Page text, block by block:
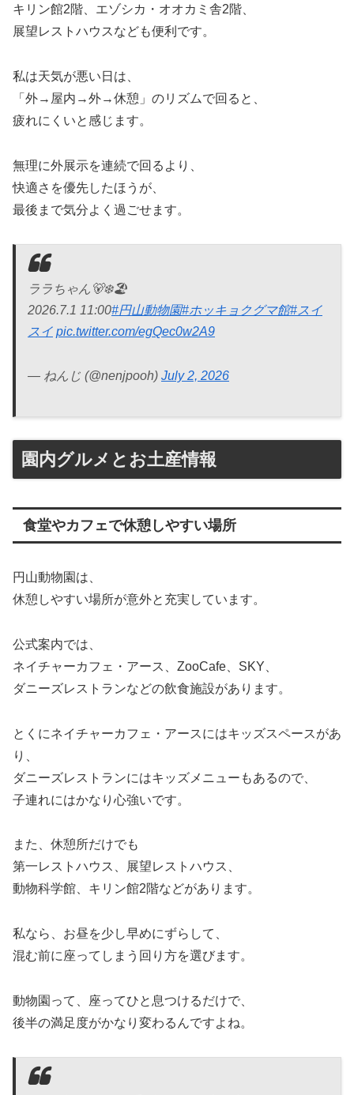
キリン館2階、エゾシカ・オオカミ舎2階、
展望レストハウスなども便利です。
私は天気が悪い日は、
「外→屋内→外→休憩」のリズムで回ると、
疲れにくいと感じます。
無理に外展示を連続で回るより、
快適さを優先したほうが、
最後まで気分よく過ごせます。
ララちゃん🐻‍❄️🏖️
2026.7.1 11:00#円山動物園#ホッキョクグマ館#スイ
スイ pic.twitter.com/egQec0w2A9
— ねんじ (@nenjpooh) July 2, 2026
園内グルメとお土産情報
食堂やカフェで休憩しやすい場所
円山動物園は、
休憩しやすい場所が意外と充実しています。
公式案内では、
ネイチャーカフェ・アース、ZooCafe、SKY、
ダニーズレストランなどの飲食施設があります。
とくにネイチャーカフェ・アースにはキッズスペースがあ
り、
ダニーズレストランにはキッズメニューもあるので、
子連れにはかなり心強いです。
また、休憩所だけでも
第一レストハウス、展望レストハウス、
動物科学館、キリン館2階などがあります。
私なら、お昼を少し早めにずらして、
混む前に座ってしまう回り方を選びます。
動物園って、座ってひと息つけるだけで、
後半の満足度がかなり変わるんですよね。